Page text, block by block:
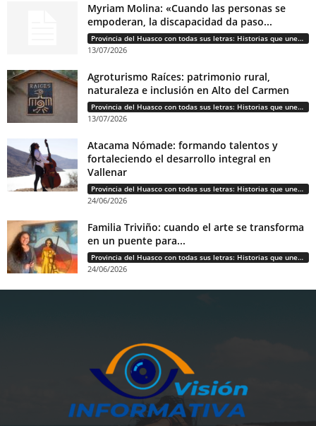
Myriam Molina: «Cuando las personas se
empoderan, la discapacidad da paso...
Provincia del Huasco con todas sus letras: Historias que unen cultura, diversidad e identidad
13/07/2026
Agroturismo Raíces: patrimonio rural,
naturaleza e inclusión en Alto del Carmen
Provincia del Huasco con todas sus letras: Historias que unen cultura, diversidad e identidad
13/07/2026
Atacama Nómade: formando talentos y
fortaleciendo el desarrollo integral en
Vallenar
Provincia del Huasco con todas sus letras: Historias que unen cultura, diversidad e identidad
24/06/2026
Familia Triviño: cuando el arte se transforma
en un puente para...
Provincia del Huasco con todas sus letras: Historias que unen cultura, diversidad e identidad
24/06/2026